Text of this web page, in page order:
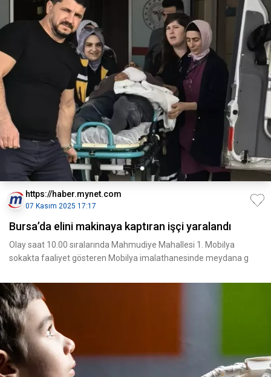
https://haber.mynet.com
07 Kasım 2025 17:17
Bursa’da elini makinaya kaptıran işçi yaralandı
Olay saat 10.00 sıralarında Mahmudiye Mahallesi 1. Mobilya
sokakta faaliyet gösteren Mobilya imalathanesinde meydana g